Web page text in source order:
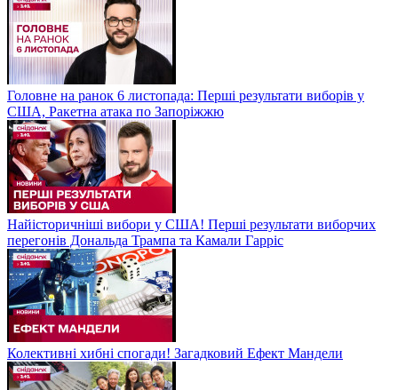
Головне на ранок 6 листопада: Перші результати виборів у
США, Ракетна атака по Запоріжжю
Найісторичніші вибори у США! Перші результати виборчих
перегонів Дональда Трампа та Камали Гарріс
Колективні хибні спогади! Загадковий Ефект Мандели